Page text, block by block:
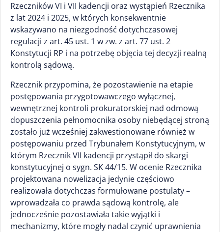
Rzeczników VI i VII kadencji oraz wystąpień Rzecznika
z lat 2024 i 2025, w których konsekwentnie
wskazywano na niezgodność dotychczasowej
regulacji z art. 45 ust. 1 w zw. z art. 77 ust. 2
Konstytucji RP i na potrzebę objęcia tej decyzji realną
kontrolą sądową.
Rzecznik przypomina, że pozostawienie na etapie
postępowania przygotowawczego wyłącznej,
wewnętrznej kontroli prokuratorskiej nad odmową
dopuszczenia pełnomocnika osoby niebędącej stroną
zostało już wcześniej zakwestionowane również w
postępowaniu przed Trybunałem Konstytucyjnym, w
którym Rzecznik VII kadencji przystąpił do skargi
konstytucyjnej o sygn. SK 44/15. W ocenie Rzecznika
projektowana nowelizacja jedynie częściowo
realizowała dotychczas formułowane postulaty –
wprowadzała co prawda sądową kontrolę, ale
jednocześnie pozostawiała takie wyjątki i
mechanizmy, które mogły nadal czynić uprawnienia